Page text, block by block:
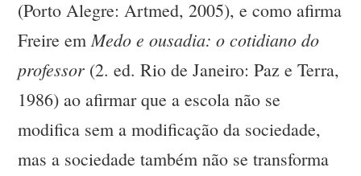
(Porto Alegre: Artmed, 2005), e como afirma
Freire emMedo e ousadia: o cotidiano do
professor (2. ed. Rio de Janeiro: Paz e Terra,
1986) ao afirmar que a escola não se
modifica sem a modificação da sociedade,
mas a sociedade também não se transforma